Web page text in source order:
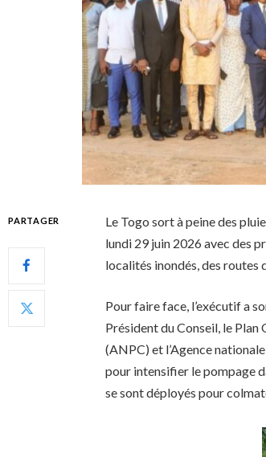
PARTAGER
Le Togo sort à peine des
lundi 29 juin 2026 avec des
localités inondés, des routes
Pour faire face, l’exécutif a
Président du Conseil, le Plan
(ANPC) et l’Agence
pour intensifier le pompage
se sont déployés pour